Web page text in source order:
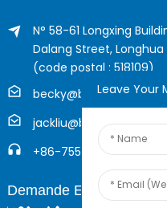
N° 58-61 Longxing
Dalang Street,
(code postal : 518109)
+86-755-21014277
Demande En Ligne
Leave Your